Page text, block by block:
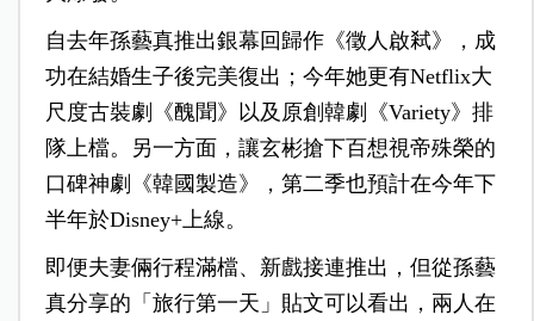
自去年孫藝真推出銀幕回歸作《徵人啟弒》，成
功在結婚生子後完美復出；今年她更有Netflix大
尺度古裝劇《醜聞》以及原創韓劇《Variety》排
隊上檔。另一方面，讓玄彬搶下百想視帝殊榮的
口碑神劇《韓國製造》，第二季也預計在今年下
半年於Disney+上線。
即便夫妻倆行程滿檔、新戲接連推出，但從孫藝
真分享的「旅行第一天」貼文可以看出，兩人在